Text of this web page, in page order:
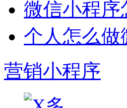
微信小程序
个人怎么做
营销小程序